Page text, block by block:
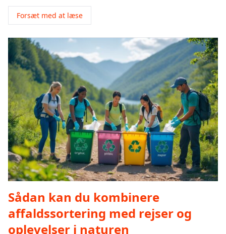
Forsæt med at læse
Sådan kan du kombinere
affaldssortering med rejser og
oplevelser i naturen